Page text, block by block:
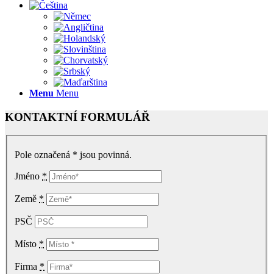
Menu Menu
KONTAKTNÍ FORMULÁŘ
Pole označená * jsou povinná.
Jméno *
Země *
PSČ
Místo *
Firma *